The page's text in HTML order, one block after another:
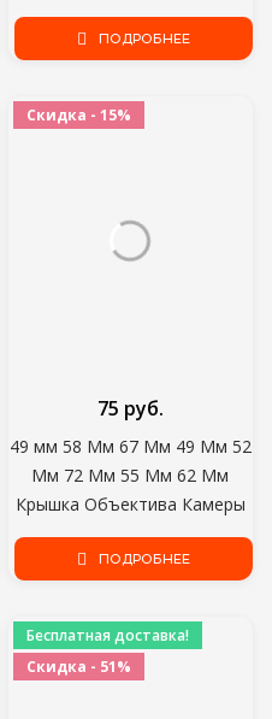
8 7 6 5 4 3 Xiaomi Yi Action
Sports Camera Full Face
ПОДРОБНЕЕ
Скидка - 15%
49 мм 58 Мм 67 Мм 49 Мм 52
Мм 72 Мм 55 Мм 62 Мм
Крышка Объектива Камеры
Держатель Крышка Камеры
Len Крышка Для Canon Nikon
75 руб.
ПОДРОБНЕЕ
Бесплатная доставка!
Скидка - 51%